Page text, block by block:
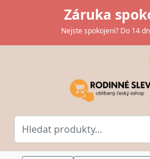
Záruka
Nejste spokojeni? Do 14